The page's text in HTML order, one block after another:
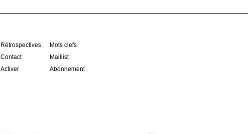
Rétrospectives
Mots clefs
Contact
Maillist
Activer Abonnement